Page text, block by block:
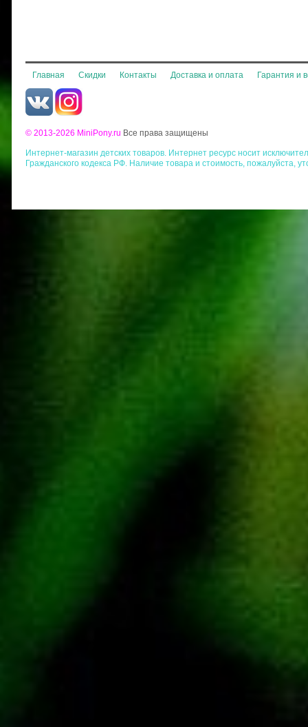
Главная Скидки Контакты Доставка и оплата Гарантия и
© 2013-2026 MiniPony.ru Все права защищены
Интернет-магазин детских товаров. Интернет ресурс носит
Гражданского кодекса РФ. Наличие товара и стоимость, пожалуйста,